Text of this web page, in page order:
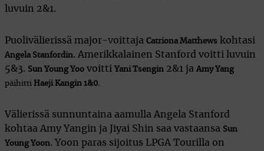
luvuin 2&1.
Puolivälierissä major-voittaja Catriona Matthews kohtasi
Angela Stanfordin. Amerikkalainen Stanford voitti luvuin
5&3. Sun Young Yoo voitti Yani Tsengin 2&1 ja Amy Yang
päihitti Haeji Kangin 1&0.
Välierissä sunnuntaina aamulla Angela Stanford
kohtaa Amy Yangin ja Jiyai Shin saa vastaansa Sun
Young Yoon. Yoon paras sijoitus LPGA Tourilla on